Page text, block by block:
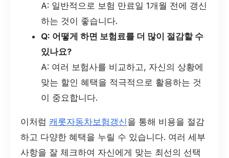
A: 일반적으로 보험 만료일 1개월 전에 갱신
하는 것이 좋습니다.
Q: 어떻게 하면 보험료를 더 많이 절감할 수
있나요?
A: 여러 보험사를 비교하고, 자신의 상황에
맞는 할인 혜택을 적극적으로 활용하는 것
이 중요합니다.
이처럼 캐롯자동차보험갱신을 통해 비용을 절감
하고 다양한 혜택을 누릴 수 있습니다. 여러 세부
사항을 잘 체크하여 자신에게 맞는 최선의 선택